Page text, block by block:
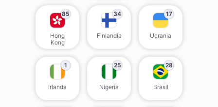
85
Hong
Kong
34
Finlandia
17
Ucrania
1
Irlanda
25
Nigeria
28
Brasil